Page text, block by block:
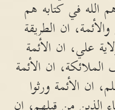
الله في كتابه هم
ان الطريقة
علي، ان الأئمة
ان الأئمة
ان الأئمة ورثوا